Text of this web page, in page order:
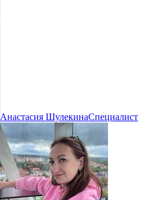
Анастасия ШулекинаСпециалист